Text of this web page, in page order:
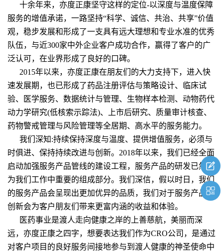
十余年来，亦度正康坚守这样的定位-以深度与温度保障
服务的增值承诺，一路坚持“科学、诚信、共治、共享”价值
观，稳步发展和形成了一支具有远大理想和专业水准的优秀
队伍，与近300家中外企业客户成功合作，赢得了客户的广
泛认可，在业界形成了良好的口碑。
2015年以来，亦度正康在朋友们的大力支持下，进入快
速发展期，也已形成了药品注册评估与策略设计、临床试
验、医学服务、数据统计与管理、生物样本检测、动物药代
动力学研究(低核索示踪法)、上市后研究、质量审计核查、
药物警戒管理与风险管理等全居期、高水平的服务能力。
我们深知:持续保持深度与温度、提供增值服务，必须与
时俱进、保持持续改进与创新。2018年以来，我们已经全面
启动加强服务产品管线的建设工程，服务产品的研发已然成
为我们工作中重要的组成部分。我们深信，假以时日，我们
的服务产品会呈现出更加优异的品质，我们对于服务产品的
创新会为客户朋友们带来更富内涵的收益和体验。
医药事业是渡人走向健康之岸的上善慈航，美丽而深
远，亦度正康之四字，想要表达我们作为CRO公司，是通过
对客户项目的良好服务间接地参与到渡人健康的神圣使命中